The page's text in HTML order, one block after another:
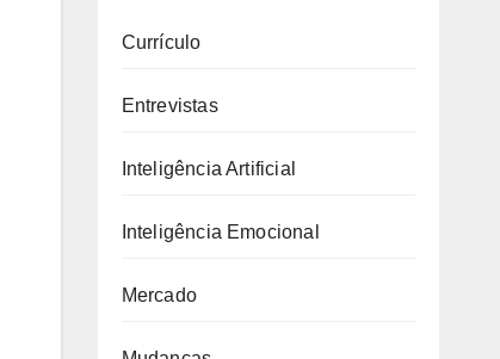
Currículo
Entrevistas
Inteligência Artificial
Inteligência Emocional
Mercado